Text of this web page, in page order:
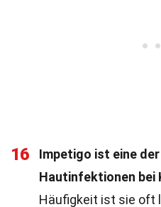
16
Impetigo ist eine
Hautinfektionen bei
Häufigkeit ist sie oft